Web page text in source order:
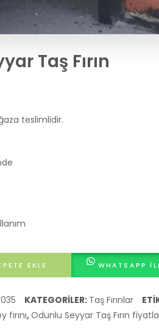
Taş Fırın
teslimlidir.
EKLE WHATSAPP
KATEGORILER: Taş Fırınlar
fırını,Odunlu Seyyar Taş Fırın